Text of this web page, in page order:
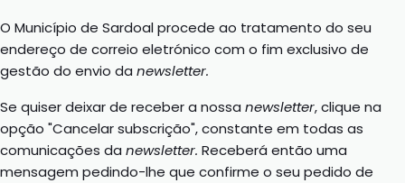
O Município de Sardoal procede ao tratamento do seu
endereço de correio eletrónico com o fim exclusivo de
gestão do envio da newsletter.
Se quiser deixar de receber a nossa newsletter, clique na
opção "Cancelar subscrição", constante em todas as
comunicações da newsletter. Receberá então uma
mensagem pedindo-lhe que confirme o seu pedido de